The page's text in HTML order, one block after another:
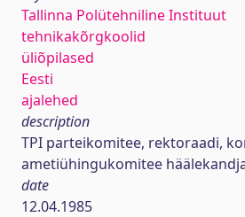
Tallinna Polütehniline Instituut
tehnikakõrgkoolid
üliõpilased
Eesti
ajalehed
description
TPI parteikomitee, rektoraadi,
ametiühingukomitee
date
12.04.1985